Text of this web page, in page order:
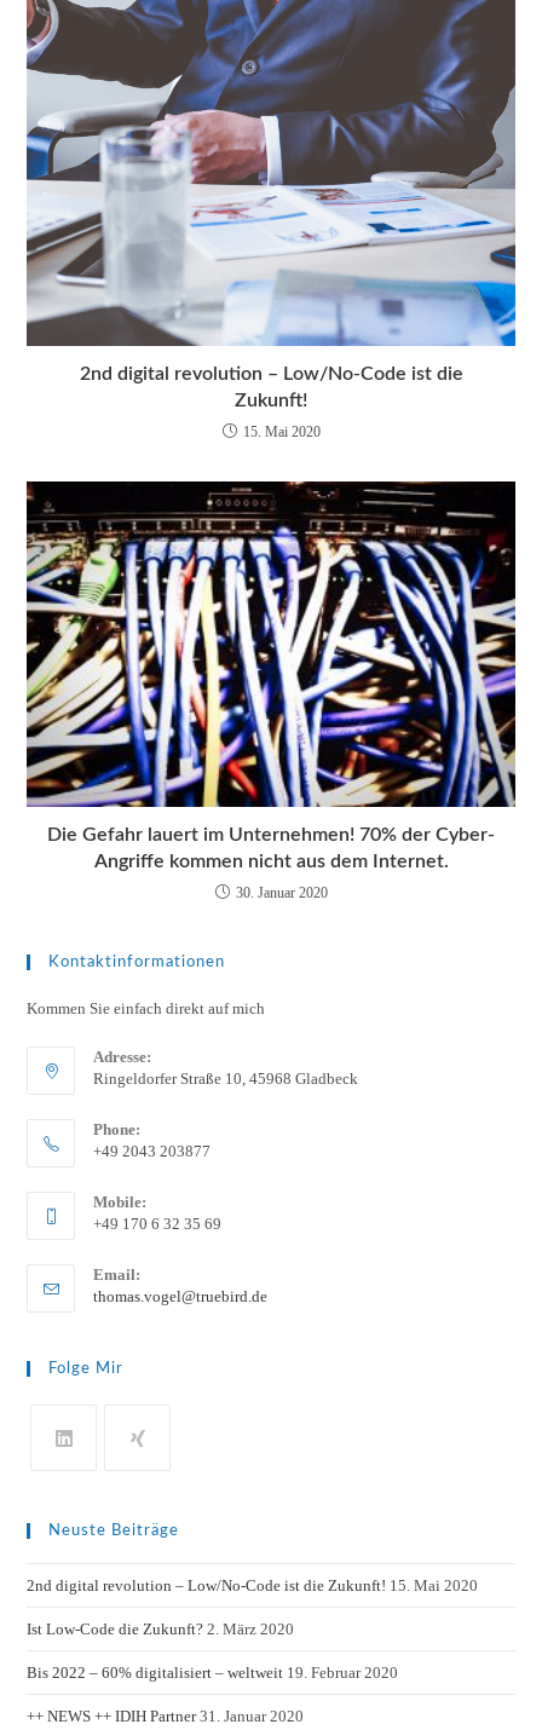
2nd digital revolution – Low/No-Code ist die
Zukunft!
15. Mai 2020
Die Gefahr lauert im Unternehmen! 70% der Cyber-
Angriffe kommen nicht aus dem Internet.
30. Januar 2020
Kontaktinformationen
Kommen Sie einfach direkt auf mich
Adresse:
Ringeldorfer Straße 10, 45968 Gladbeck
Phone:
+49 2043 203877
Mobile:
+49 170 6 32 35 69
Email:
thomas.vogel@truebird.de
Folge Mir
Neuste Beiträge
2nd digital revolution – Low/No-Code ist die Zukunft! 15. Mai 2020
Ist Low-Code die Zukunft? 2. März 2020
Bis 2022 – 60% digitalisiert – weltweit 19. Februar 2020
++ NEWS ++ IDIH Partner 31. Januar 2020